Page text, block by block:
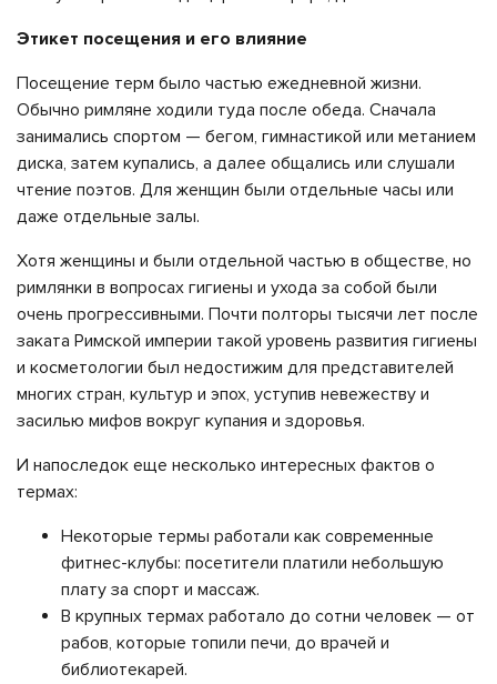
Этикет посещения и его влияние
Посещение терм было частью ежедневной жизни.
Обычно римляне ходили туда после обеда. Сначала
занимались спортом — бегом, гимнастикой или метанием
диска, затем купались, а далее общались или слушали
чтение поэтов. Для женщин были отдельные часы или
даже отдельные залы.
Хотя женщины и были отдельной частью в обществе, но
римлянки в вопросах гигиены и ухода за собой были
очень прогрессивными. Почти полторы тысячи лет после
заката Римской империи такой уровень развития гигиены
и косметологии был недостижим для представителей
многих стран, культур и эпох, уступив невежеству и
засилью мифов вокруг купания и здоровья.
И напоследок еще несколько интересных фактов о
термах:
Некоторые термы работали как современные
фитнес-клубы: посетители платили небольшую
плату за спорт и массаж.
В крупных термах работало до сотни человек — от
рабов, которые топили печи, до врачей и
библиотекарей.